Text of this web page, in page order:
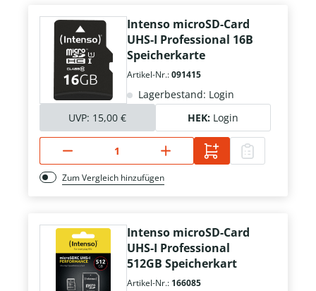
Intenso microSD-Card
UHS-I Professional 16B
Speicherkarte
Artikel-Nr.:091415
Lagerbestand: Login
UVP: 15,00 € HEK: Login
Zum Vergleich hinzufügen
Intenso microSD-Card
UHS-I Professional
512GB Speicherkart
Artikel-Nr.: 166085